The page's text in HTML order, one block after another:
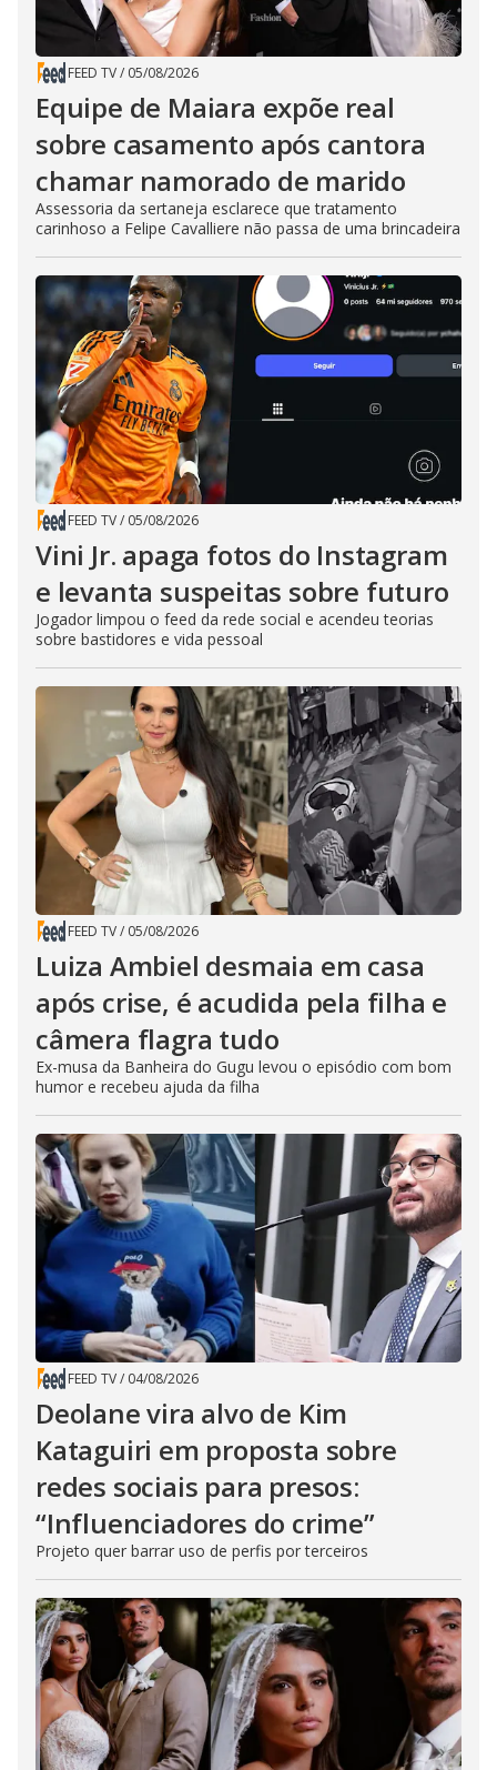
FEED TV/ 05/08/2026
Equipe de Maiara expõe real
sobre casamento após cantora
chamar namorado de marido
Assessoria da sertaneja esclarece que tratamento
carinhoso a Felipe Cavalliere não passa de uma brincadeira
FEED TV/ 05/08/2026
Vini Jr. apaga fotos do Instagram
e levanta suspeitas sobre futuro
Jogador limpou o feed da rede social e acendeu teorias
sobre bastidores e vida pessoal
FEED TV/ 05/08/2026
Luiza Ambiel desmaia em casa
após crise, é acudida pela filha e
câmera flagra tudo
Ex-musa da Banheira do Gugu levou o episódio com bom
humor e recebeu ajuda da filha
FEED TV/ 04/08/2026
Deolane vira alvo de Kim
Kataguiri em proposta sobre
redes sociais para presos:
“Influenciadores do crime”
Projeto quer barrar uso de perfis por terceiros